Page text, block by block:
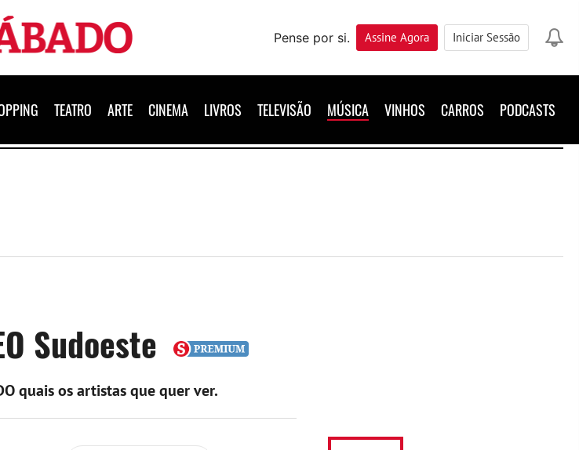
Pense por si.
Assine Agora Iniciar Sessão
TEATRO ARTE CINEMA LIVROS TELEVISÃO MÚSICA VINHOS CARROS PODCASTS
Sudoeste
quais os artistas que quer ver.